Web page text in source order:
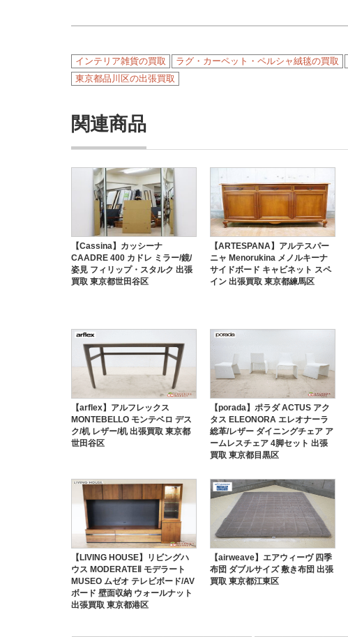
インテリア雑貨の買取 ラグ・カーペット・ペルシャ絨毯の買取
東京都品川区の出張買取
関連商品
【Cassina】カッシーナ
CAADRE 400 カドレ ミラー/鏡/
姿見 フィリップ・スタルク 出張
買取 東京都世田谷区
【ARTESPANA】アルテスパー
ニャ Menorukina メノルキーナ
サイドボード キャビネット スペ
イン 出張買取 東京都練馬区
【arflex】アルフレックス
MONTEBELLO モンテベロ デス
ク/机 レザー/机 出張買取 東京都
世田谷区
【porada】ポラダ ACTUS アク
タス ELEONORA エレオナーラ
総革/レザー ダイニングチェア ア
ームレスチェア 4脚セット 出張
買取 東京都目黒区
【LIVING HOUSE】リビングハ
ウス MODERATEⅡ モデラート
MUSEO ムゼオ テレビボード/AV
ボード 壁面収納 ウォールナット
出張買取 東京都港区
【airweave】エアウィーヴ 四季
布団 ダブルサイズ 敷き布団 出張
買取 東京都江東区